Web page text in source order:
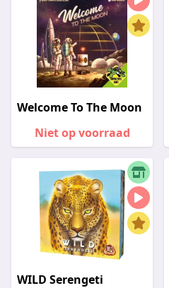
Welcome To The Moon
Niet op voorraad
WILD Serengeti